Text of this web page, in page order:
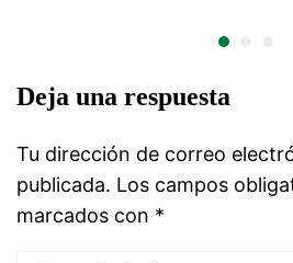
Deja una respuesta
Tu dirección de correo
publicada. Los campos
marcados con *